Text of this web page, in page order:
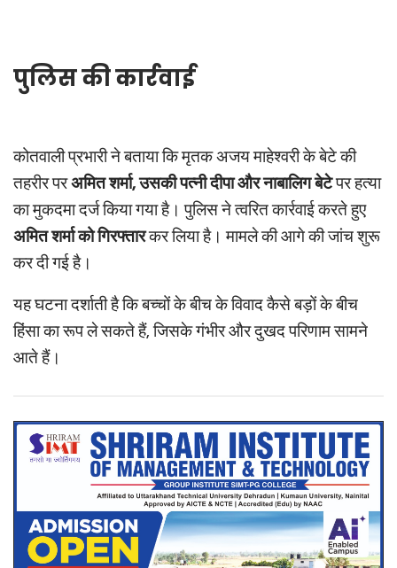
पुलिस की कार्रवाई
कोतवाली प्रभारी ने बताया कि मृतक अजय माहेश्वरी के बेटे की
तहरीर परअमित शर्मा, उसकी पत्नी दीपा और नाबालिग बेटेपर हत्या
का मुकदमा दर्ज किया गया है। पुलिस ने त्वरित कार्रवाई करते हुए
अमित शर्मा को गिरफ्तारकर लिया है। मामले की आगे की जांच शुरू
कर दी गई है।
यह घटना दर्शाती है कि बच्चों के बीच के विवाद कैसे बड़ों के बीच
हिंसा का रूप ले सकते हैं, जिसके गंभीर और दुखद परिणाम सामने
आते हैं।